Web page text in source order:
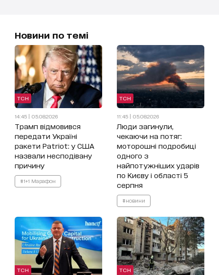
Новини по темі
ТСН
14:45 | 05.08.2026
Трамп відмовився
передати Україні
ракети Patriot: у США
назвали несподівану
причину
#1+1 Марафон
ТСН
11:45 | 05.08.2026
Люди загинули,
чекаючи на потяг:
моторошні подробиці
одного з
найпотужніших ударів
по Києву і області 5
серпня
#новини
ТСН ТСН